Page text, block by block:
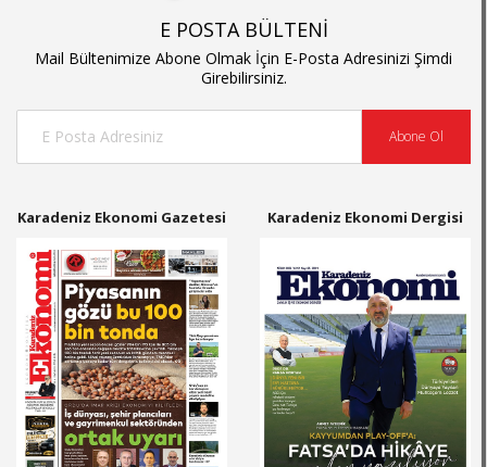
E POSTA BÜLTENİ
Mail Bültenimize Abone Olmak İçin E-Posta Adresinizi Şimdi
Girebilirsiniz.
Abone Ol
Karadeniz Ekonomi Gazetesi Karadeniz Ekonomi Dergisi